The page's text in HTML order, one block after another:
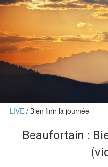
Avis matos
Tests Privés
Tests Privés
Les Tests Privés
Verdict des testeurs
Actu
LIVE Bien finir la journée
Beaufortain :